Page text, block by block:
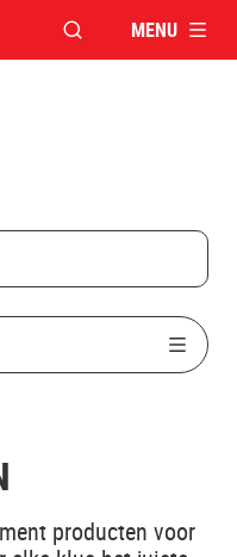
VENSTER OPENEN
MENU
producten voor